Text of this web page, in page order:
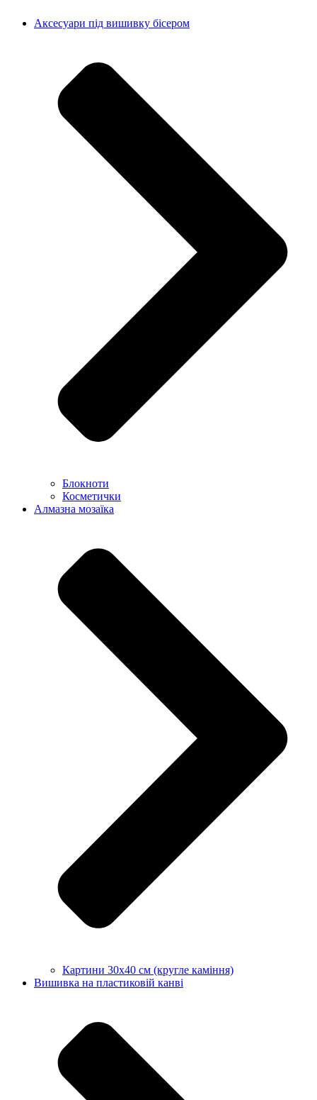
Аксесуари під вишивку бісером
Блокноти
Косметички
Алмазна мозаїка
Картини 30х40 см (кругле каміння)
Вишивка на пластиковій канві